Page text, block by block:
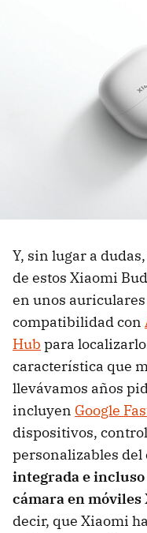
Y, sin lugar a
de estos Xiaomi
en unos
compatibilidad con
Hub para
característica que
llevávamos años
incluyen Google
dispositivos,
personalizables del
integrada e
cámara en
decir, que Xiaomi